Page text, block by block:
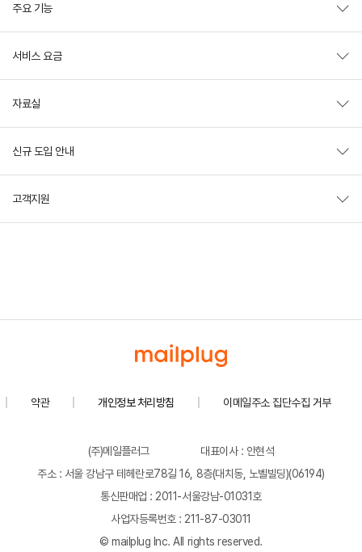
주요 기능
서비스 요금
자료실
신규 도입 안내
고객지원
약관 개인정보 처리방침 이메일주소 집단수집 거부
(주)메일플러그
대표이사 : 안현석
주소 : 서울 강남구 테헤란로78길 16, 8층(대치동, 노벨빌딩)(06194)
통신판매업 : 2011-서울강남-01031호
사업자등록번호 : 211-87-03011
© mailplug Inc. All rights reserved.